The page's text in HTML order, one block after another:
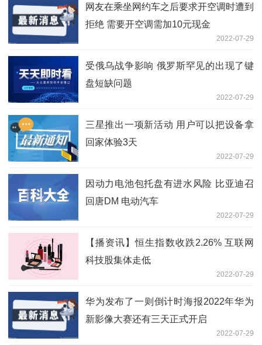
网友在乘坐网约车之后要求开空调时遭到
拒绝 需要开空调需加10元现金
2022-07-29
受俄乌战争影响 俄罗斯罕见的出现了键
盘短缺问题
2022-07-29
三星推出一项新活动 用户可以把设备拿
回家体验3天
2022-07-29
因动力电池包托盘有进水风险 比亚迪召
回唐DM 电动汽车
2022-07-29
【播资讯】恒生指数收跌2.26% 互联网
科技股集体走低
2022-07-29
华为发布了一则倒计时海报2022年华为
新影像大赛还有三天正式开启
2022-07-29